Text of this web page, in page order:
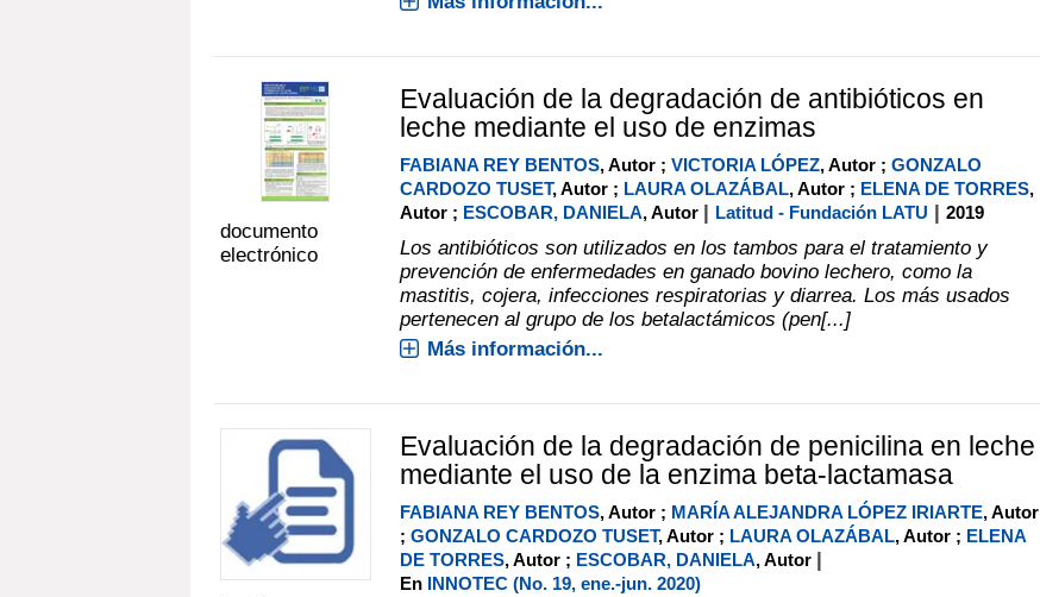
documento
electrónico
Evaluación de la degradación de antibióticos en
leche mediante el uso de enzimas
FABIANA REY BENTOS, Autor ; VICTORIA LÓPEZ, Autor ; GONZALO
CARDOZO TUSET, Autor ; LAURA OLAZÁBAL, Autor ; ELENA DE TORRES,
Autor ; ESCOBAR, DANIELA, Autor | Latitud - Fundación LATU | 2019
Los antibióticos son utilizados en los tambos para el tratamiento y
prevención de enfermedades en ganado bovino lechero, como la
mastitis, cojera, infecciones respiratorias y diarrea. Los más usados
pertenecen al grupo de los betalactámicos (pen[...]
Más información...
Evaluación de la degradación de penicilina en leche
mediante el uso de la enzima beta-lactamasa
FABIANA REY BENTOS, Autor ; MARÍA ALEJANDRA LÓPEZ IRIARTE, Autor
; GONZALO CARDOZO TUSET, Autor ; LAURA OLAZÁBAL, Autor ; ELENA
DE TORRES, Autor ; ESCOBAR, DANIELA, Autor |
En INNOTEC (No. 19, ene.-jun. 2020)